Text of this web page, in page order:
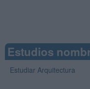
Estudios
Estudiar Arquitectura